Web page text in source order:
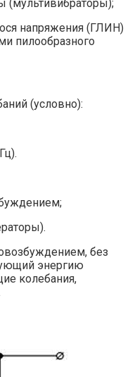
(мультивибраторы);
напряжения (ГЛИН)
пилообразного
(условно):
без
энергию
колебания,